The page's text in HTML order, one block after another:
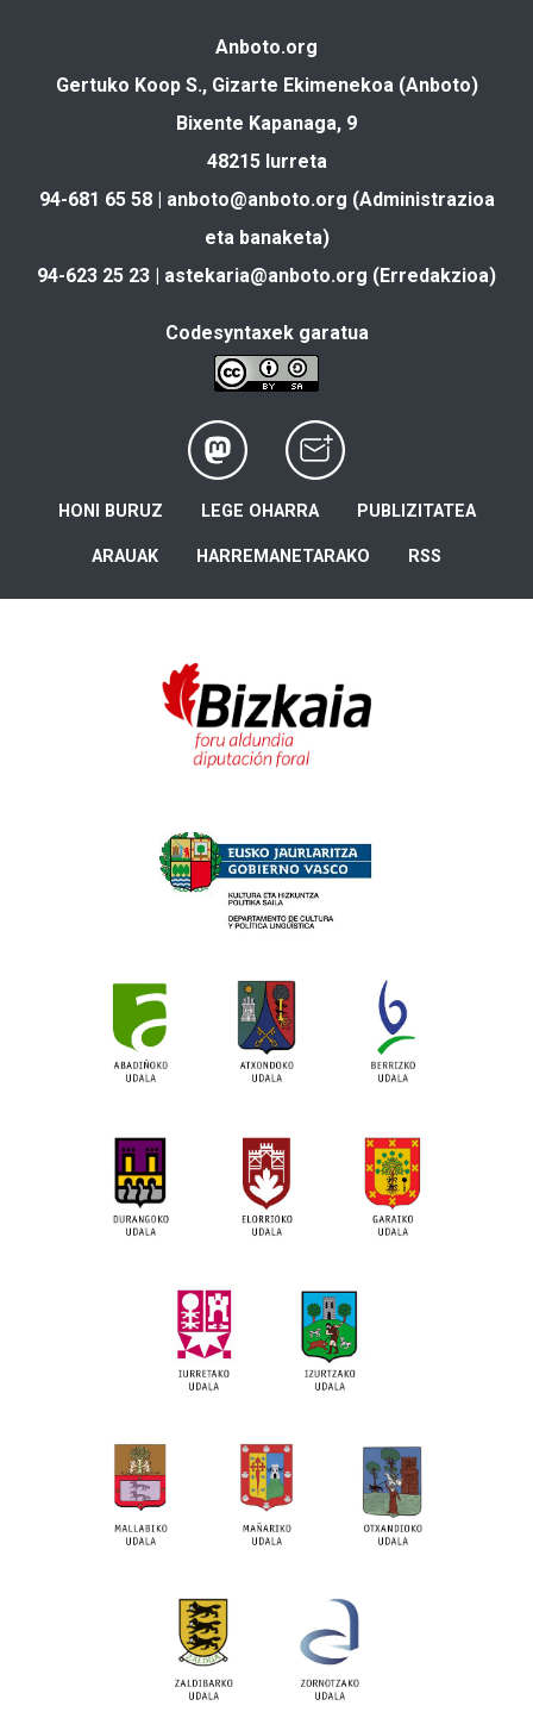
Anboto.org
Gertuko Koop S., Gizarte Ekimenekoa (Anboto)
Bixente Kapanaga, 9
48215 Iurreta
94-681 65 58 | anboto@anboto.org (Administrazioa
eta banaketa)
94-623 25 23 | astekaria@anboto.org (Erredakzioa)
Codesyntaxek garatua
HONI BURUZ LEGE OHARRA PUBLIZITATEA
ARAUAK HARREMANETARAKO RSS